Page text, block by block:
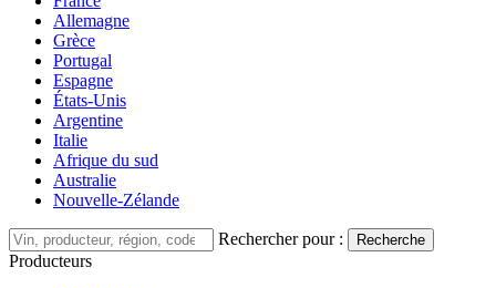
Allemagne
Grèce
Portugal
Espagne
États-Unis
Argentine
Italie
Afrique du sud
Australie
Nouvelle-Zélande
Rechercher pour : Recherche
Producteurs